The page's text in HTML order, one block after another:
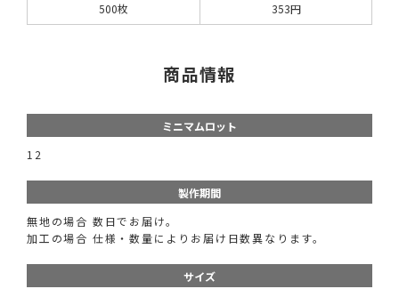
500枚 353円
商品情報
ミニマムロット
12
製作期間
無地の場合 数日でお届け。
加工の場合 仕様・数量によりお届け日数異なります。
サイズ